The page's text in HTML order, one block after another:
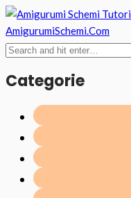
Categorie